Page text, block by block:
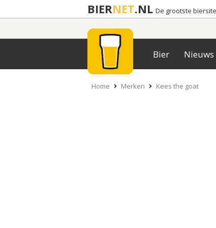
BIERNET.NL De grootste
Bier
Home Merken Kees the goat